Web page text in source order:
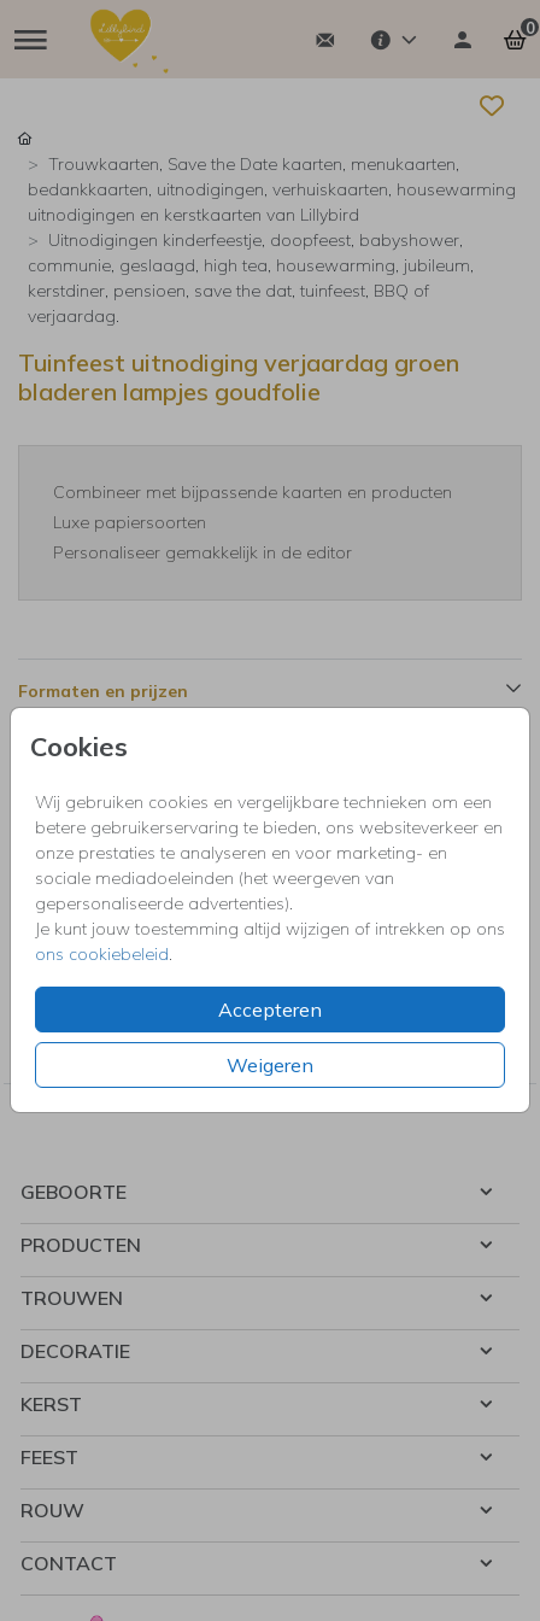
0
Cookies
Wij gebruiken cookies en vergelijkbare technieken om een
betere gebruikerservaring te bieden, ons websiteverkeer en
onze prestaties te analyseren en voor marketing- en
sociale mediadoeleinden (het weergeven van
gepersonaliseerde advertenties).
Je kunt jouw toestemming altijd wijzigen of intrekken op ons
ons cookiebeleid.
Accepteren
Weigeren
Trouwkaarten, Save the Date kaarten, menukaarten,
bedankkaarten, uitnodigingen, verhuiskaarten, housewarming
uitnodigingen en kerstkaarten van Lillybird
Uitnodigingen kinderfeestje, doopfeest, babyshower,
communie, geslaagd, high tea, housewarming, jubileum,
kerstdiner, pensioen, save the dat, tuinfeest, BBQ of
verjaardag.
Tuinfeest uitnodiging verjaardag groen
bladeren lampjes goudfolie
Combineer met bijpassende kaarten en producten
Luxe papiersoorten
Personaliseer gemakkelijk in de editor
Formaten en prijzen
Productinformatie
Omschrijving
Zomerse uitnodiging voor een tuinfeest met groene
tropische bladeren, lampjes en goudfolie.
Collectie
Uitnodigingen kinderfeestje, doopfeest, babyshower,
communie, geslaagd, high tea, housewarming, jubileum,
kerstdiner, pensioen, save the dat, tuinfeest, BBQ of verjaardag.
GEBOORTE
PRODUCTEN
TROUWEN
DECORATIE
KERST
FEEST
ROUW
CONTACT